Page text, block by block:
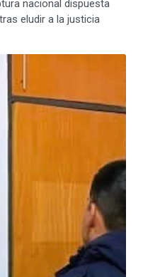
nacional dispuesta
eludir a la justicia